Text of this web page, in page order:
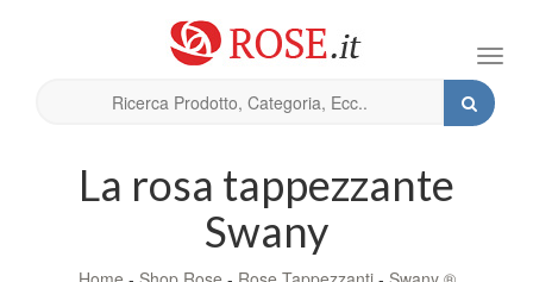
La rosa tappezzante
Swany